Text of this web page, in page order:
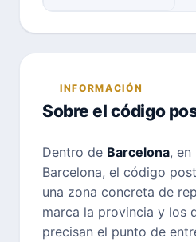
INFORMACIÓN
Sobre el código
Dentro de Barcelona,
Barcelona, el código
una zona concreta de
marca la provincia y los
precisan el punto de